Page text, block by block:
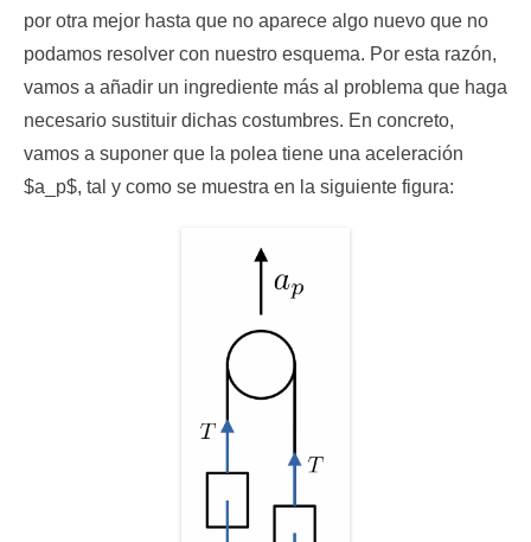
por otra mejor hasta que no aparece algo nuevo que no
podamos resolver con nuestro esquema. Por esta razón,
vamos a añadir un ingrediente más al problema que haga
necesario sustituir dichas costumbres. En concreto,
vamos a suponer que la polea tiene una aceleración
$a_p$, tal y como se muestra en la siguiente figura: